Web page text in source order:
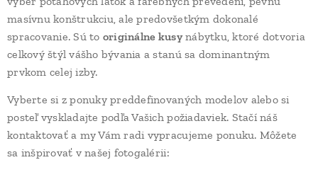
masívnu konštrukciu, ale predovšetkým dokonalé
spracovanie. Sú to originálne kusynábytku, ktoré dotvoria
celkový štýl vášho bývania a stanú sa dominantným
prvkom celej izby.
Vyberte si z ponuky preddefinovaných modelov alebo si
posteľ vyskladajte podľa Vašich požiadaviek. Stačí náš
kontaktovať a my Vám radi vypracujeme ponuku. Môžete
sa inšpirovať v našej fotogalérii: